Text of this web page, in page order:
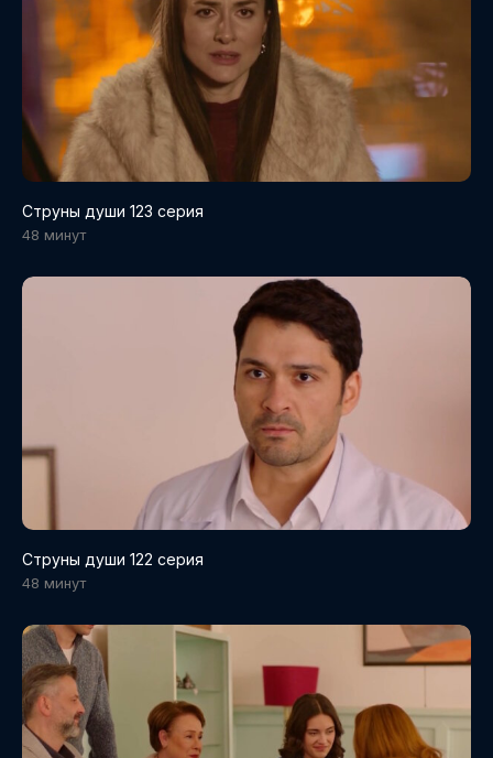
Струны души 123 серия
48 минут
Струны души 122 серия
48 минут